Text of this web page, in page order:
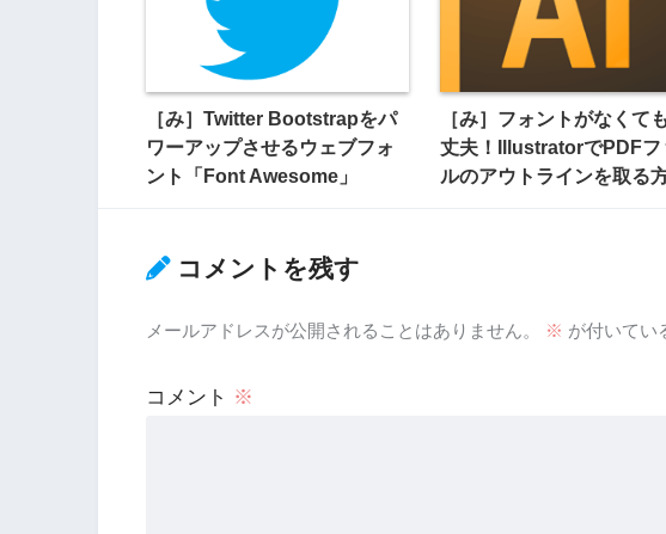
［み］Twitter Bootstrapをパ
ワーアップさせるウェブフォ
ント「Font Awesome」
［み］フォントがなくて
丈夫！IllustratorでPDFフ
ルのアウトラインを取る
コメントを残す
メールアドレスが公開されることはありません。 ※ が付いてい
コメント ※